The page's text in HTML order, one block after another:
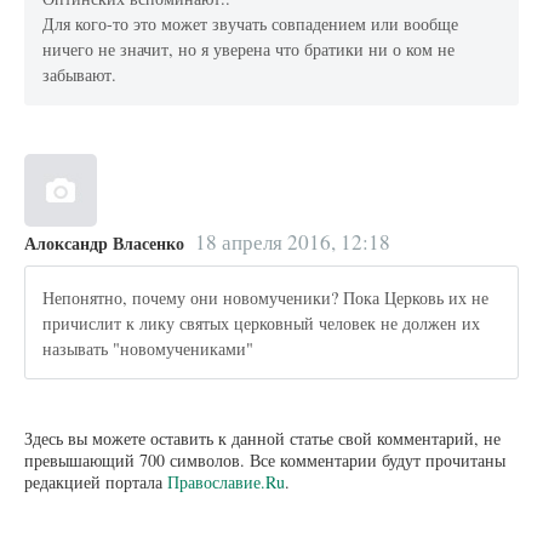
Для кого-то это может звучать совпадением или вообще
ничего не значит, но я уверена что братики ни о ком не
забывают.
Алоксандр Власенко 18 апреля 2016, 12:18
Непонятно, почему они новомученики? Пока Церковь их не
причислит к лику святых церковный человек не должен их
называть "новомучениками"
Здесь вы можете оставить к данной статье свой комментарий, не
превышающий 700 символов. Все комментарии будут прочитаны
редакцией портала Православие.Ru.